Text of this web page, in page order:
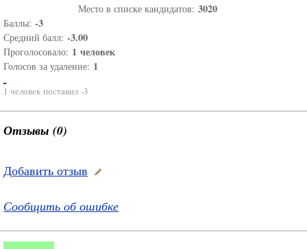
Место в списке кандидатов: 3020
Баллы: -3
Средний балл: -3.00
Проголосовало: 1 человек
Голосов за удаление: 1
1 человек поставил -3
Отзывы (0)
Добавить отзыв
Сообщить об ошибке